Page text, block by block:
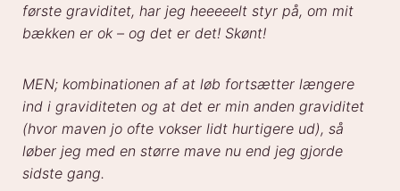
første graviditet, har jeg heeeeelt styr på, om mit
bækken er ok – og det er det! Skønt!
MEN; kombinationen af at løb fortsætter længere
ind i graviditeten og at det er min anden graviditet
(hvor maven jo ofte vokser lidt hurtigere ud), så
løber jeg med en større mave nu end jeg gjorde
sidste gang.